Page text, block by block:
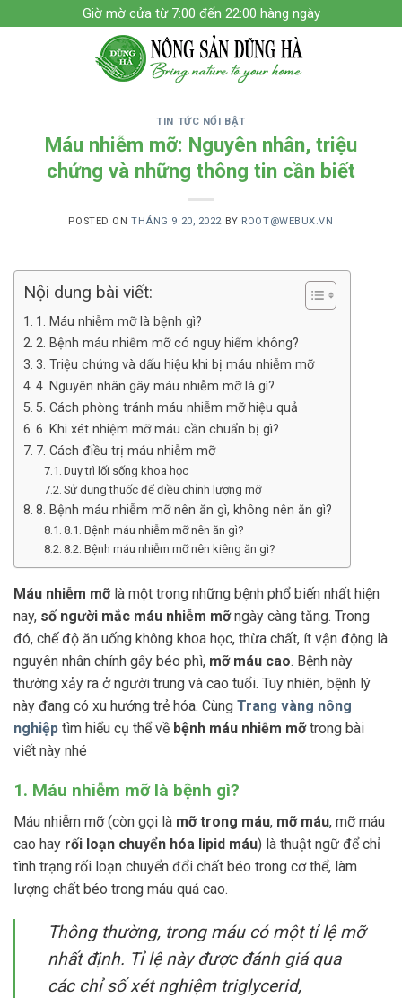
to
Giờ mờ cửa từ 7:00 đến 22:00 hàng ngày
TIN TỨC NỔI BẬT
Máu nhiễm mỡ: Nguyên nhân, triệu
chứng và những thông tin cần biết
POSTED ONTHÁNG 9 20, 2022 BY ROOT@WEBUX.VN
Nội dung bài viết:
1. Máu nhiễm mỡ là bệnh gì?
2. Bệnh máu nhiễm mỡ có nguy hiểm không?
3. Triệu chứng và dấu hiệu khi bị máu nhiễm mỡ
4. Nguyên nhân gây máu nhiễm mỡ là gì?
5. Cách phòng tránh máu nhiễm mỡ hiệu quả
6. Khi xét nhiệm mỡ máu cần chuẩn bị gì?
7. Cách điều trị máu nhiễm mỡ
Duy trì lối sống khoa học
Sử dụng thuốc để điều chỉnh lượng mỡ
8. Bệnh máu nhiễm mỡ nên ăn gì, không nên ăn gì?
8.1. Bệnh máu nhiễm mỡ nên ăn gì?
8.2. Bệnh máu nhiễm mỡ nên kiêng ăn gì?
Máu nhiễm mỡlà một trong những bệnh phổ biến nhất hiện
nay, số người mắc máu nhiễm mỡngày càng tăng. Trong
đó, chế độ ăn uống không khoa học, thừa chất, ít vận động là
nguyên nhân chính gây béo phì, mỡ máu cao. Bệnh này
thường xảy ra ở người trung và cao tuổi. Tuy nhiên, bệnh lý
này đang có xu hướng trẻ hóa. Cùng Trang vàng nông
nghiệp tìm hiểu cụ thể về bệnh máu nhiễm mỡtrong bài
viết này nhé
1. Máu nhiễm mỡ là bệnh gì?
Máu nhiễm mỡ (còn gọi là mỡ trong máu, mỡ máu, mỡ máu
cao hay rối loạn chuyển hóa lipid máu) là thuật ngữ để chỉ
tình trạng rối loạn chuyển đổi chất béo trong cơ thể, làm
lượng chất béo trong máu quá cao.
Thông thường, trong máu có một tỉ lệ mỡ
nhất định. Tỉ lệ này được đánh giá qua
các chỉ số xét nghiệm triglycerid,